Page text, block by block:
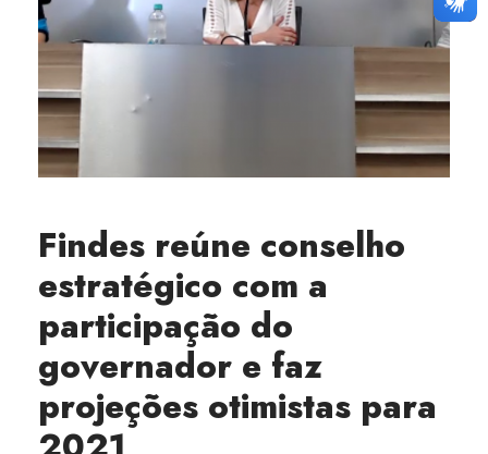
Findes reúne conselho
estratégico com a
participação do
governador e faz
projeções otimistas para